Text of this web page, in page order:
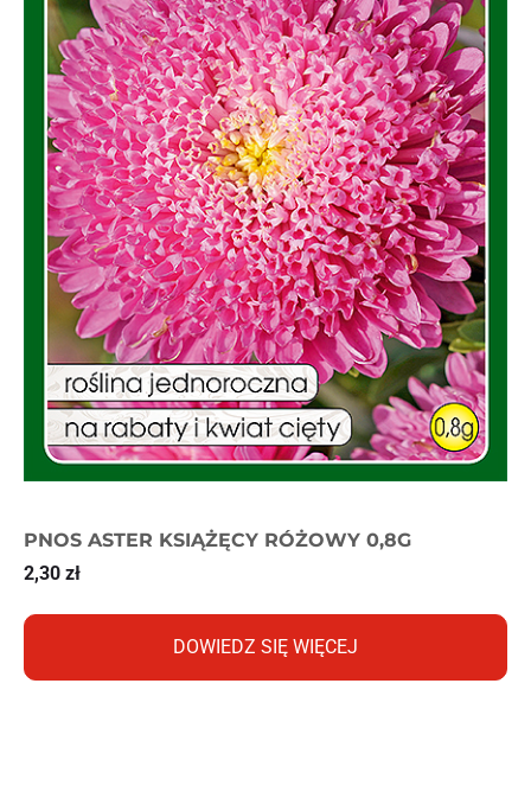
PNOS ASTER KSIĄŻĘCY RÓŻOWY 0,8G
2,30 zł
DOWIEDZ SIĘ WIĘCEJ